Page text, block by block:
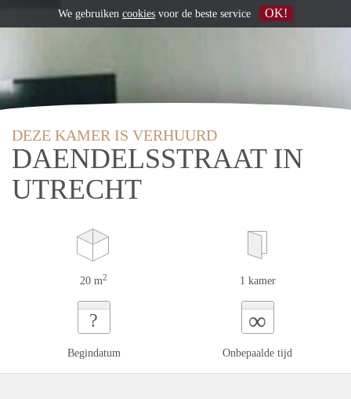
DEZE KAMER IS VERHUURD
DAENDELSSTRAAT IN
UTRECHT
20 m2 1 kamer
?
Begindatum
∞
Onbepaalde tijd
We gebruiken cookies voor de beste service OK!